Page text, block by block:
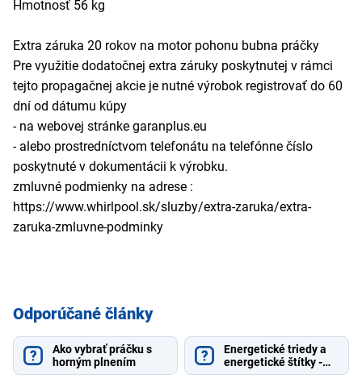
Hmotnosť 56 kg
Extra záruka 20 rokov na motor pohonu bubna práčky
Pre využitie dodatočnej extra záruky poskytnutej v rámci
tejto propagačnej akcie je nutné výrobok registrovať do 60
dní od dátumu kúpy
- na webovej stránke garanplus.eu
- alebo prostredníctvom telefonátu na telefónne číslo
poskytnuté v dokumentácii k výrobku.
zmluvné podmienky na adrese :
https://www.whirlpool.sk/sluzby/extra-zaruka/extra-
zaruka-zmluvne-podminky
Odporúčané články
Ako vybrať práčku s
horným plnením
Energetické triedy a
energetické štítky -
vysvetlenie